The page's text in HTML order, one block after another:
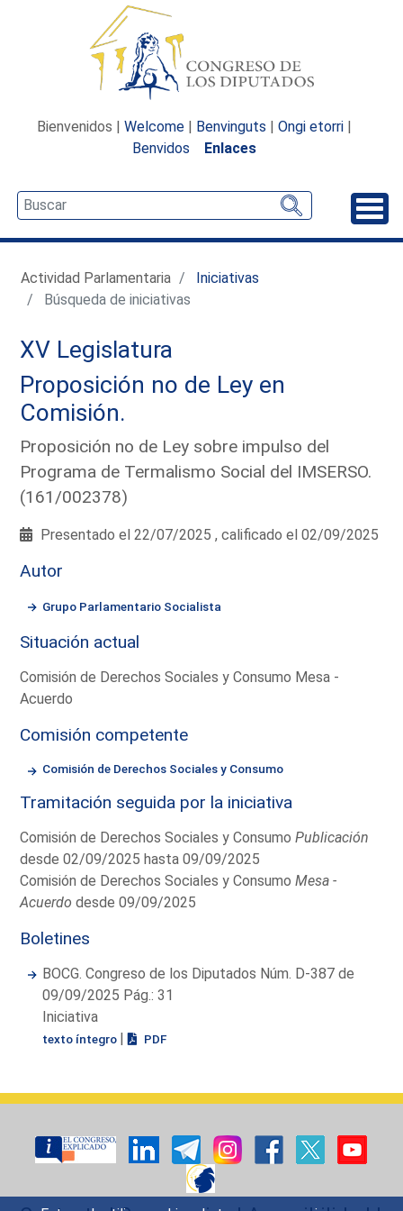
Bienvenidos | Welcome | Benvinguts | Ongi etorri |
Benvidos
Enlaces
Actividad Parlamentaria
Iniciativas
Búsqueda de iniciativas
XV Legislatura
Proposición no de Ley en
Comisión.
Proposición no de Ley sobre impulso del
Programa de Termalismo Social del IMSERSO.
(161/002378)
Presentado el 22/07/2025 , calificado el 02/09/2025
Autor
Grupo Parlamentario Socialista
Situación actual
Comisión de Derechos Sociales y Consumo Mesa -
Acuerdo
Comisión competente
Comisión de Derechos Sociales y Consumo
Tramitación seguida por la iniciativa
Comisión de Derechos Sociales y ConsumoPublicación
desde 02/09/2025 hasta 09/09/2025
Comisión de Derechos Sociales y ConsumoMesa -
Acuerdo desde 09/09/2025
Boletines
BOCG. Congreso de los Diputados Núm. D-387 de
09/09/2025 Pág.: 31
Iniciativa
texto íntegro | PDF